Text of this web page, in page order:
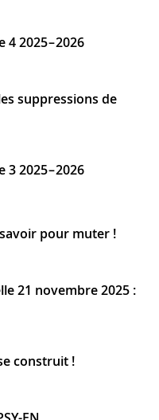
2025 – 2026
suppressions de
2025 – 2026
pour muter !
21 novembre 2025 :
construit !